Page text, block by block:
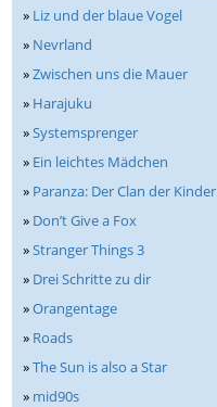
» Liz und der blaue Vogel
» Nevrland
»Zwischen uns die Mauer
» Harajuku
»Systemsprenger
» Ein leichtes Mädchen
» Paranza: Der Clan der Kinder
» Don’t Give a Fox
»Stranger Things 3
» Drei Schritte zu dir
»Orangentage
» Roads
»The Sun is also a Star
» mid90s